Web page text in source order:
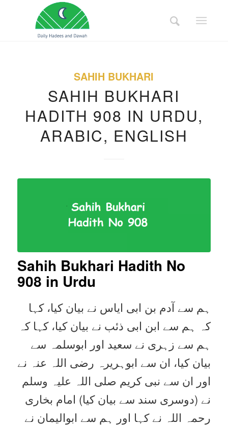
SAHIH BUKHARI
SAHIH BUKHARI
HADITH 908 IN URDU,
ARABIC, ENGLISH
Sahih Bukhari Hadith No
908 in Urdu
ہم سے آدم بن ابی ایاس نے بیان کیا، کہا
کہ ہم سے ابن ابی ذئب نے بیان کیا، کہا کہ
ہم سے زہری نے سعید اور ابوسلمہ سے
بیان کیا، ان سے ابوہریرہ رضی اللہ عنہ نے
اور ان سے نبی کریم صلی اللہ علیہ وسلم
نے (دوسری سند سے بیان کیا) امام بخاری
رحمہ اللہ نے کہا اور ہم سے ابوالیمان نے